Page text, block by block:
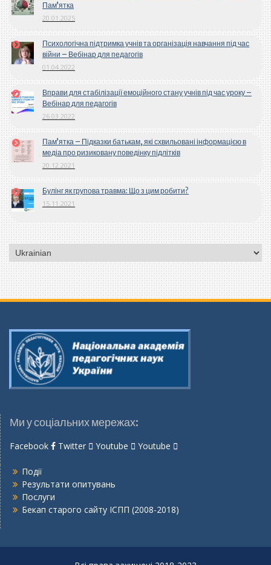
Пам’ятка
20.01.2025
Психологічна підтримка учнів та організація навчання під час
війни – Вебінар для педагогів
01.04.2022
Вправи для стабілізації емоційного стану учнів під час уроку –
Вебінар для педагогів
26.03.2022
Пам’ятка – Підказки батькам, які схвильовані інформацією в
медіа про ризиковану поведінку підлітків
20.12.2021
Булінг як групова травма: Що з цим робити?
15.11.2021
Вибрати
мову
Ми у соціальних мережах:
Facebook Twitter Youtube Youtube
Події
Результати опитувань
Послуги
Бекап старого сайту ІСПП (2008-2018)